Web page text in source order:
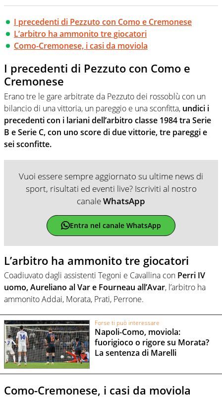
I precedenti di Pezzuto con Como e Cremonese
L’arbitro ha ammonito tre giocatori
Como-Cremonese, i casi da moviola
I precedenti di Pezzuto con Como e
Cremonese
Erano tre le gare arbitrate da Pezzuto dei rossoblù con un
bilancio di una vittoria, un pareggio e una sconfitta, undici i
precedenti con i lariani dell’arbitro classe 1984 tra Serie
B e Serie C, con uno score di due vittorie, tre pareggi e
sei sconfitte.
Vuoi essere sempre aggiornato su ultime news di
sport, risultati ed eventi live? Iscriviti al nostro
canaleWhatsApp
Entra nel canale WhatsApp
L’arbitro ha ammonito tre giocatori
Coadiuvato dagli assistenti Tegoni e Cavallina con Perri IV
uomo, Aureliano al Var e Fourneau all’Avar, l’arbitro ha
ammonito Addai, Morata, Prati, Perrone.
Forse ti può interessare
Napoli-Como, moviola:
fuorigioco o rigore su Morata?
La sentenza di Marelli
Como-Cremonese, i casi da moviola